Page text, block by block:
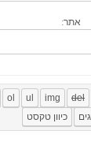
אתר: